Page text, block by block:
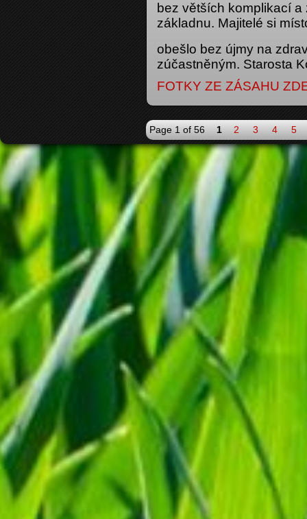
bez větších komplikací
základnu. Majitelé si
obešlo bez újmy na
zúčastněným. Starosta
FOTKY ZE ZÁSAHU
Page 1 of 56 1 2 3 4 5